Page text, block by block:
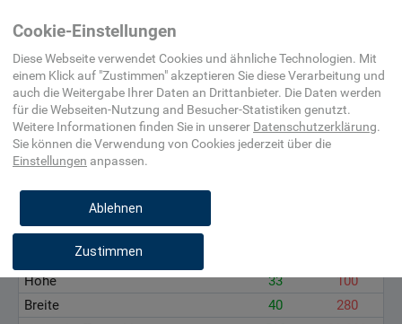
Befestigungsmittel,
Beschlag
Länge, mm
Höhe, mm
Breite, mm
MÄDLER
Höhe
33
100
Breite
40
280
Cookie-Einstellungen
Diese Webseite verwendet Cookies und ähnliche Technologien. Mit
einem Klick auf "Zustimmen" akzeptieren Sie diese Verarbeitung und
auch die Weitergabe Ihrer Daten an Drittanbieter. Die Daten werden
für dieWebseiten-Nutzung and Besucher-Statistiken genutzt.
Weitere Informationen finden Sie in unserer Datenschutzerklärung.
Sie können die Verwendung von Cookies jederzeit über die
Einstellungen anpassen.
Ablehnen
Zustimmen